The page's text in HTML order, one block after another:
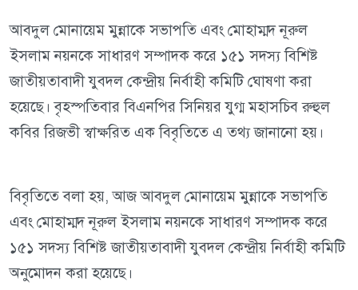
আবদুল মোনায়েম মুন্নাকে সভাপতি এবং মোহাম্মদ নূরুল
ইসলাম নয়নকে সাধারণ সম্পাদক করে ১৫১ সদস্য বিশিষ্ট
জাতীয়তাবাদী যুবদল কেন্দ্রীয় নির্বাহী কমিটি ঘোষণা করা
হয়েছে। বৃহস্পতিবার বিএনপির সিনিয়র যুগ্ম মহাসচিব রুহুল
কবির রিজভী স্বাক্ষরিত এক বিবৃতিতে এ তথ্য জানানো হয়।
বিবৃতিতে বলা হয়, আজ আবদুল মোনায়েম মুন্নাকে সভাপতি
এবং মোহাম্মদ নূরুল ইসলাম নয়নকে সাধারণ সম্পাদক করে
১৫১ সদস্য বিশিষ্ট জাতীয়তাবাদী যুবদল কেন্দ্রীয় নির্বাহী কমিটি
অনুমোদন করা হয়েছে।